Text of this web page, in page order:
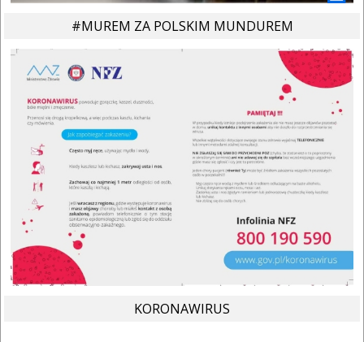
#MUREM ZA POLSKIM MUNDUREM
KORONAWIRUS